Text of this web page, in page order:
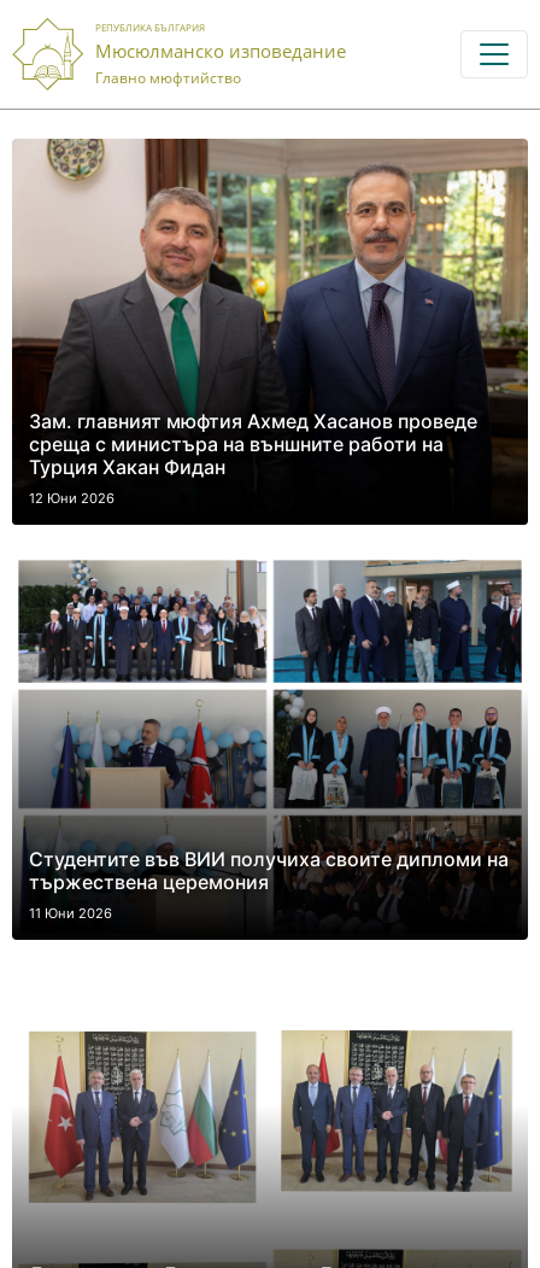
РЕПУБЛИКА БЪЛГАРИЯ
Мюсюлманско изповедание
Главно мюфтийство
Зам. главният мюфтия Ахмед Хасанов проведе
среща с министъра на външните работи на
Турция Хакан Фидан
12 Юни 2026
Студентите във ВИИ получиха своите дипломи на
тържествена церемония
11 Юни 2026